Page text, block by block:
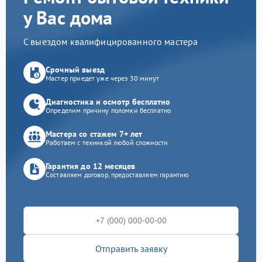
у Вас дома
С выездом квалифицированного мастера
Срочный выезд
Мастер приедет уже через 30 минут
Диагностика и осмотр бесплатно
Определим причину поломки бесплатно
Мастера со стажем 7+ лет
Работаем с техникой любой сложности
Гарантия до 12 месяцев
Составляем договор, предоставляем гарантию
Отправить заявку